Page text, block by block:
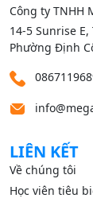
Công ty TNHH
14‑5 Sunrise
Phường Định
LIÊN KẾT
Về chúng tôi
Học viên tiêu